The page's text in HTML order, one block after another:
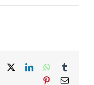
Facebook LinkedInWhatsApp
Pinterest
E-